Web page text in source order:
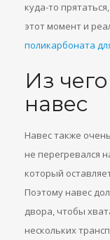
куда-то
этот момент и
поликарбоната
Из
навес
Навес также
не перегревался
который
Поэтому навес
двора, чтобы
нескольких